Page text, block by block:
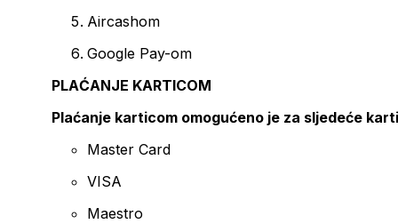
Aircashom
Google Pay-om
PLAĆANJE KARTICOM
Plaćanje karticom omogućeno je za sljedeće
Master Card
VISA
Maestro